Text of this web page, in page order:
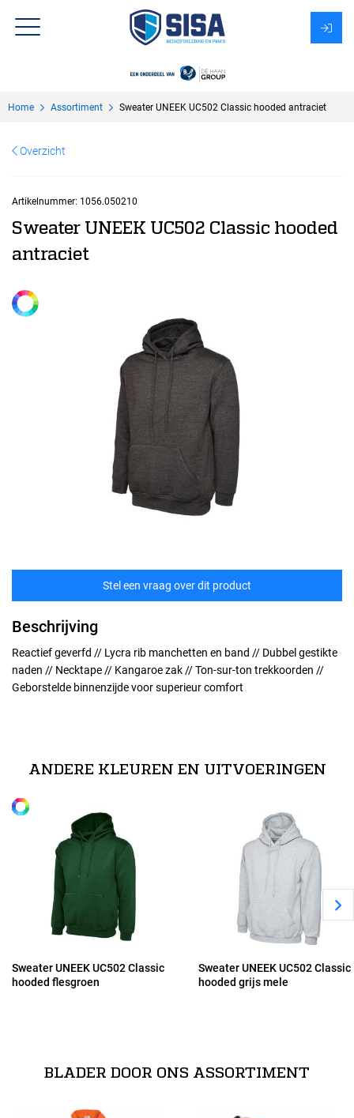
Over Sisa
KMS
Uitzendbureau?
Home Assortiment Sweater UNEEK UC502 Classic hooded antraciet
Overzicht
Artikelnummer: 1056.050210
Sweater UNEEK UC502 Classic hooded
antraciet
Stel een vraag over dit product
Beschrijving
Reactief geverfd // Lycra rib manchetten en band // Dubbel gestikte
naden // Necktape // Kangaroe zak // Ton-sur-ton trekkoorden //
Geborstelde binnenzijde voor superieur comfort
2XL
ANDERE KLEUREN EN UITVOERINGEN
Sweater UNEEK UC502 Classic
hooded flesgroen
Sweater UNEEK UC502 Classic
hooded grijs mele
BLADER DOOR ONS ASSORTIMENT